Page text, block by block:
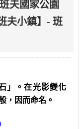
夫國家公園
夫小鎮】- 班
」。在光影變化
，因而命名。